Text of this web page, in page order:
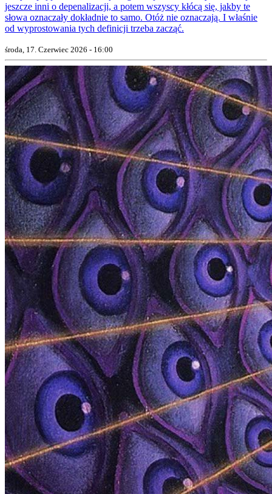
jeszcze inni o depenalizacji, a potem wszyscy kłócą się, jakby te
słowa oznaczały dokładnie to samo. Otóż nie oznaczają. I właśnie
od wyprostowania tych definicji trzeba zacząć.
środa, 17. Czerwiec 2026 - 16:00